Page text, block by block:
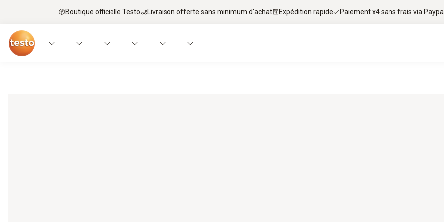
Boutique officielle Testo Livraison offerte sans minimum d'achat Expédition rapide Paiement x4 sans frais via